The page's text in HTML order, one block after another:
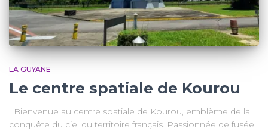
LA GUYANE
Le centre spatiale de Kourou
Bienvenue au centre spatiale de Kourou, emblème de la
conquête du ciel du territoire français. Passionnée de fusée